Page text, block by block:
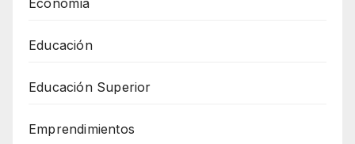
Educación
Educación Superior
Emprendimientos